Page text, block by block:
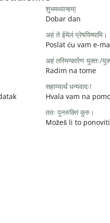
शुभमध्यान्हम्!
Dobar dan
अहं ते ईमेलं प्रेषयिष्यामि।
Poslat ću vam e-
अहं तस्मिन्कारेण युक्तः/
Radim na tome
सहाय्यार्थं धन्यवादः!
Hvala vam na
ततः पुनरुक्तिं कुरु।
Možeš li to